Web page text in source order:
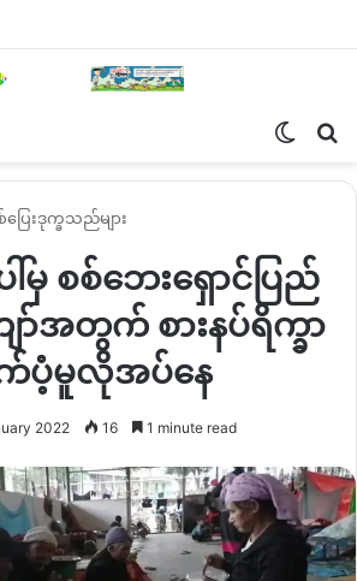
ပြေးဒုက္ခသည်များ
ါ်မှ စစ်ဘေးရှောင်ပြည်
ာ်အတွက် စားနပ်ရိက္ခာ
ပံ့မူလိုအပ်နေ
2022 16 1 minute read